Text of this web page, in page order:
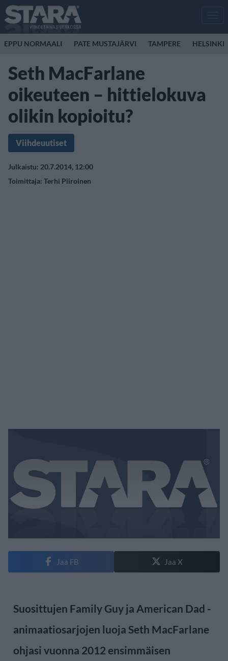
EPPU NORMAALI PATE MUSTAJÄRVI TAMPERE
Seth MacFarlane
oikeuteen – hittielokuva
olikin kopioitu?
Viihdeuutiset
Julkaistu: 20.7.2014, 12:00
Toimittaja: Terhi Piiroinen
Jaa FB Jaa X
Suosittujen Family Guy ja American Dad -
animaatiosarjojen luoja Seth MacFarlane
ohjasi vuonna 2012 ensimmäisen